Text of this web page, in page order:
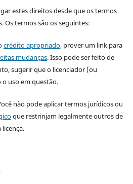
estes direitos desde que os termos
Os termos são os seguintes:
crédito apropriado, prover um link para
mudanças. Isso pode ser feito de
sugerir que o licenciador (ou
uso em questão.
não pode aplicar termos jurídicos ou
que restrinjam legalmente outros de